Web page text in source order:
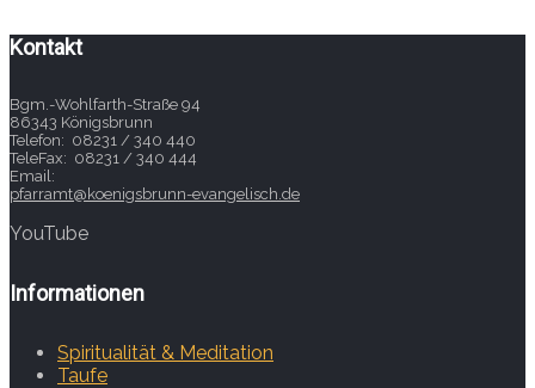
Kontakt
Bgm.-Wohlfarth-Straße 94
86343 Königsbrunn
Telefon: 08231 / 340 440
TeleFax: 08231 / 340 444
Email:
pfarramt@koenigsbrunn-evangelisch.de
YouTube
Informationen
Spiritualität & Meditation
Taufe